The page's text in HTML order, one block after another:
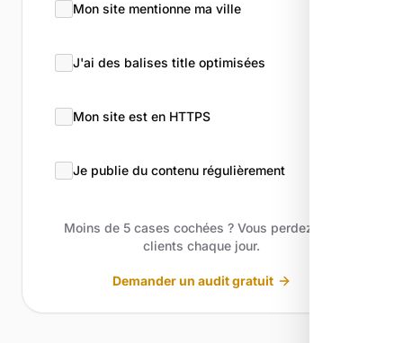
Mon site mentionne ma ville
J'ai des balises title optimisées
Mon site est en HTTPS
Je publie du contenu régulièrement
Moins de 5 cases cochées ? Vous perdez des
clients chaque jour.
Demander un audit gratuit